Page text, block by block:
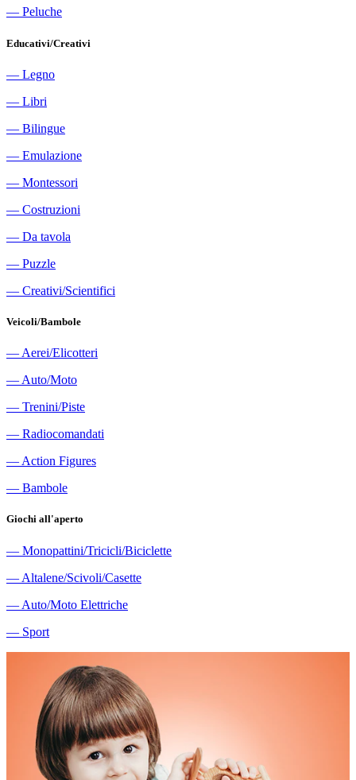
― Peluche
Educativi/Creativi
― Legno
― Libri
― Bilingue
― Emulazione
― Montessori
― Costruzioni
― Da tavola
― Puzzle
― Creativi/Scientifici
Veicoli/Bambole
― Aerei/Elicotteri
― Auto/Moto
― Trenini/Piste
― Radiocomandati
― Action Figures
― Bambole
Giochi all'aperto
― Monopattini/Tricicli/Biciclette
― Altalene/Scivoli/Casette
― Auto/Moto Elettriche
― Sport